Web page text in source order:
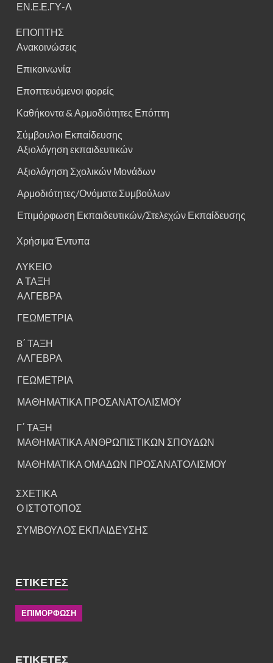
ΕΝ.Ε.Ε.ΓΥ-Λ
ΕΠΟΠΤΗΣ
Ανακοινώσεις
Επικοινωνία
Εποπτευόμενοι φορείς
Καθήκοντα & Αρμοδιότητες Επόπτη
Σύμβουλοι Εκπαίδευσης
Αξιολόγηση εκπαιδευτικών
Αξιολόγηση Σχολικών Μονάδων
Αρμοδιότητες/Ονόματα Συμβούλων
Επιμόρφωση Εκπαιδευτικών/Στελεχών Εκπαίδευσης
Χρήσιμα Έντυπα
ΛΥΚΕΙΟ
A ΤΑΞΗ
ΑΛΓΕΒΡΑ
ΓΕΩΜΕΤΡΙΑ
B΄ ΤΑΞΗ
ΑΛΓΕΒΡΑ
ΓΕΩΜΕΤΡΙΑ
ΜΑΘΗΜΑΤΙΚΑ ΠΡΟΣΑΝΑΤΟΛΙΣΜΟΥ
Γ΄ ΤΑΞΗ
ΜΑΘΗΜΑΤΙΚΑ ΑΝΘΡΩΠΙΣΤΙΚΩΝ ΣΠΟΥΔΩΝ
ΜΑΘΗΜΑΤΙΚΑ ΟΜΑΔΩΝ ΠΡΟΣΑΝΑΤΟΛΙΣΜΟΥ
ΣΧΕΤΙΚΑ
Ο ΙΣΤΟΤΟΠΟΣ
ΣΥΜΒΟΥΛΟΣ ΕΚΠΑΙΔΕΥΣΗΣ
ΕΤΙΚΈΤΕΣ
ΕΠΙΜΟΡΦΩΣΗ
ΕΤΙΚΈΤΕΣ